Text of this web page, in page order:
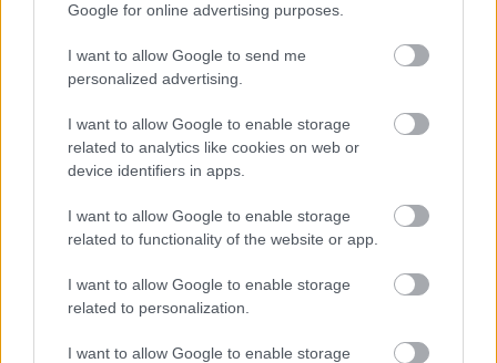
Google for online advertising purposes.
I want to allow Google to send me
personalized advertising.
I want to allow Google to enable storage
related to analytics like cookies on web or
device identifiers in apps.
I want to allow Google to enable storage
related to functionality of the website or app.
I want to allow Google to enable storage
related to personalization.
I want to allow Google to enable storage
LAKOSSÁGI FÓRUMON MUTATJÁK BE A
GYŐRSZENTIVÁNI KÖR TÉR FELÚJÍTÁSÁNAK
Augusztus 6-án a beruházás ütemezéséről és az új kerékpárút